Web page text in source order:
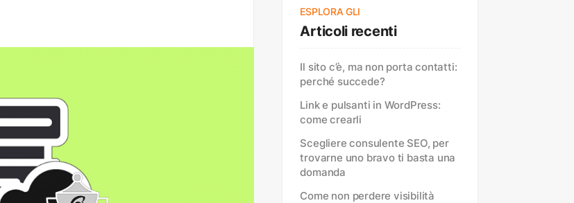
ESPLORA GLI
Articoli recenti
Il sito c’è, ma non porta contatti:
perché succede?
Link e pulsanti in WordPress:
come crearli
Scegliere consulente SEO, per
trovarne uno bravo ti basta una
domanda
Come non perdere visibilità